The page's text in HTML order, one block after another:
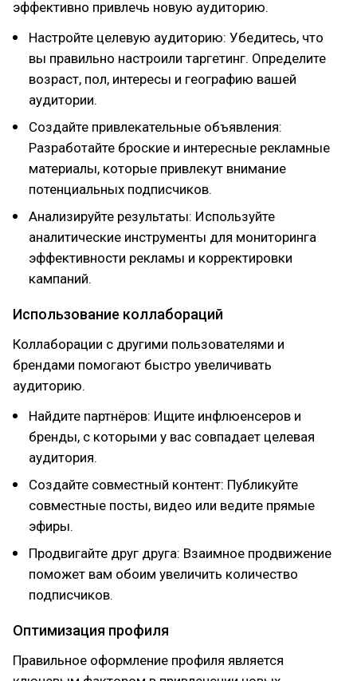
эффективно привлечь новую аудиторию.
Настройте целевую аудиторию: Убедитесь, что
вы правильно настроили таргетинг. Определите
возраст, пол, интересы и географию вашей
аудитории.
Создайте привлекательные объявления:
Разработайте броские и интересные рекламные
материалы, которые привлекут внимание
потенциальных подписчиков.
Анализируйте результаты: Используйте
аналитические инструменты для мониторинга
эффективности рекламы и корректировки
кампаний.
Использование коллабораций
Коллаборации с другими пользователями и
брендами помогают быстро увеличивать
аудиторию.
Найдите партнёров: Ищите инфлюенсеров и
бренды, с которыми у вас совпадает целевая
аудитория.
Создайте совместный контент: Публикуйте
совместные посты, видео или ведите прямые
эфиры.
Продвигайте друг друга: Взаимное продвижение
поможет вам обоим увеличить количество
подписчиков.
Оптимизация профиля
Правильное оформление профиля является